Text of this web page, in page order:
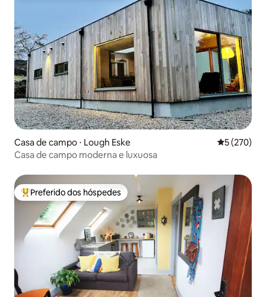
Casa de campo ⋅ Lough Eske 5 de uma
5 (270)
Casa de campo moderna e luxuosa
Entre os melhores preferidos dos hóspedes
Preferido dos hóspedes